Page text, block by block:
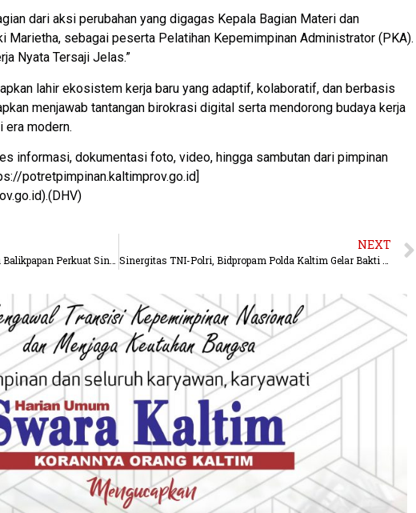
dari aksi perubahan yang digagas Kepala Bagian Materi dan
Marietha, sebagai peserta Pelatihan Kepemimpinan Administrator (PKA).
Nyata Tersaji Jelas.”
lahir ekosistem kerja baru yang adaptif, kolaboratif, dan berbasis
menjawab tantangan birokrasi digital serta mendorong budaya kerja
era modern.
informasi, dokumentasi foto, video, hingga sambutan dari pimpinan
potretpimpinan.kaltimprov.go.id]
NEXT